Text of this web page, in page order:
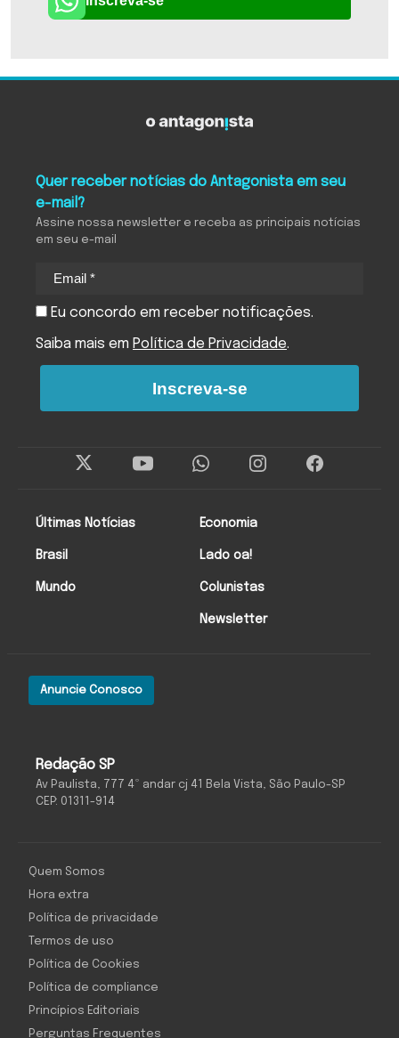
Redação SP
Av Paulista, 777 4º andar cj 41 Bela Vista, São Paulo-SP
CEP: 01311-914
Anuncie Conosco
Últimas Notícias
Brasil
Mundo
Economia
Lado oa!
Colunistas
Newsletter
Quer receber notícias do Antagonista em seu
e-mail?
Assine nossa newsletter e receba as principais notícias
em seu e-mail
Eu concordo em receber notificações.
Saiba mais em Política de Privacidade.
Inscreva-se
Quem Somos
Hora extra
Política de privacidade
Termos de uso
Política de Cookies
Política de compliance
Princípios Editoriais
Perguntas Frequentes